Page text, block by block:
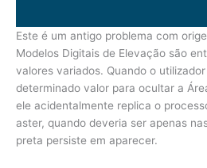
Este é um antigo problema com
Modelos Digitais de Elevação são
valores variados. Quando o
determinado valor para ocultar a
ele acidentalmente replica o
aster, quando deveria ser apenas
preta persiste em aparecer.